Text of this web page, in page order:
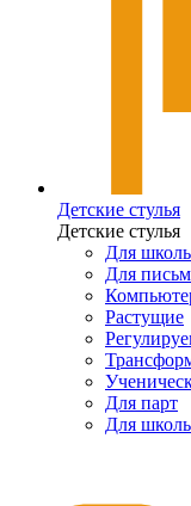
Детские стулья
Детские стулья
Для
Для
Растущие
Для парт
Для